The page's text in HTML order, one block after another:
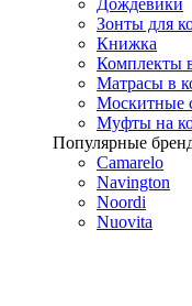
Дождевики
Зонты для
Книжка
Комплекты
Матрасы в
Москитные
Муфты на
Популярные
Camarelo
Navington
Noordi
Nuovita